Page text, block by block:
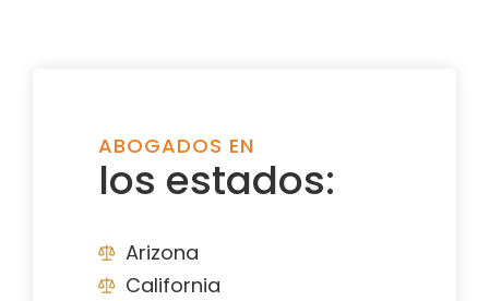
ABOGADOS EN
los estados:
Arizona
California